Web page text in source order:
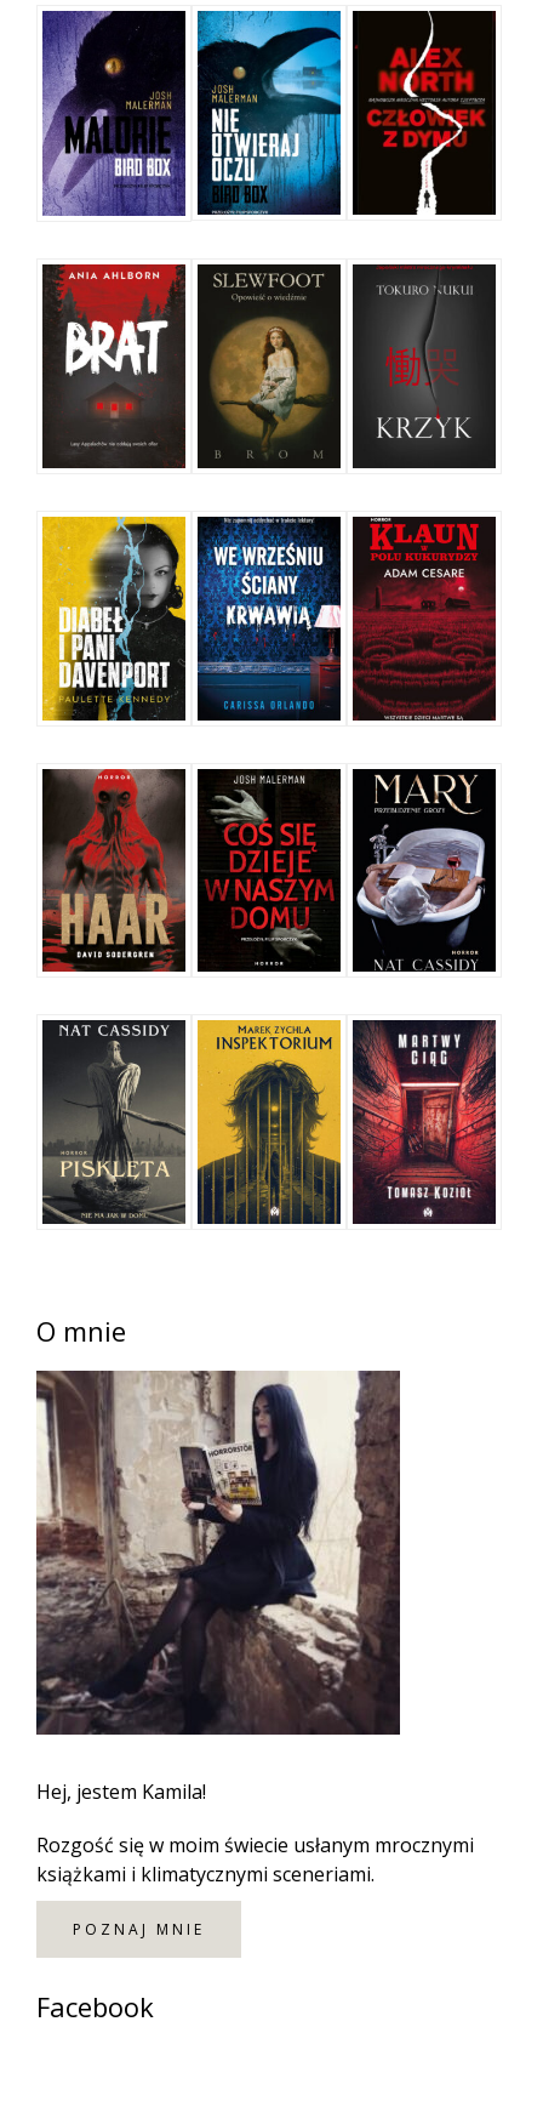
O mnie
Hej, jestem Kamila!
Rozgość się w moim świecie usłanym mrocznymi
książkami i klimatycznymi sceneriami.
POZNAJ MNIE
Facebook